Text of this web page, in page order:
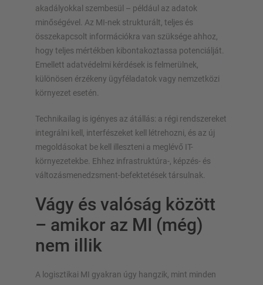
akadályokkal szembesül – például az adatok
minőségével. Az MI-nek strukturált, teljes és
összekapcsolt információkra van szüksége ahhoz,
hogy teljes mértékben kibontakoztassa potenciálját.
Emellett adatvédelmi kérdések is felmerülnek,
különösen érzékeny ügyféladatok vagy nemzetközi
környezet esetén.
Technikailag is igényes az átállás: a régi rendszereket
integrálni kell, interfészeket kell létrehozni, és az új
megoldásokat be kell illeszteni a meglévő IT-
környezetekbe. Ehhez infrastruktúra-, képzés- és
változásmenedzsment-befektetések társulnak.
Vágy és valóság között
– amikor az MI (még)
nem illik
A logisztikai MI gyakran úgy hangzik, mint minden